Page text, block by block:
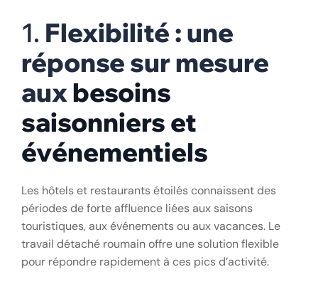
1. Flexibilité : une
réponse sur mesure
auxbesoins
saisonniers et
événementiels
Les hôtels et restaurants étoilés connaissent des
périodes de forte affluence liées aux saisons
touristiques, aux événements ou aux vacances. Le
travail détaché roumain offre une solution flexible
pour répondre rapidement à ces pics d’activité.